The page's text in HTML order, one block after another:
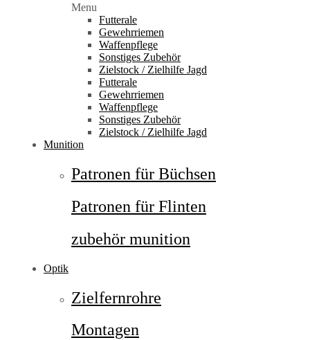
Menu
Futterale
Gewehrriemen
Waffenpflege
Sonstiges Zubehör
Zielstock / Zielhilfe Jagd
Futterale
Gewehrriemen
Waffenpflege
Sonstiges Zubehör
Zielstock / Zielhilfe Jagd
Munition
Patronen für Büchsen
Patronen für Flinten
zubehör munition
Optik
Zielfernrohre
Montagen